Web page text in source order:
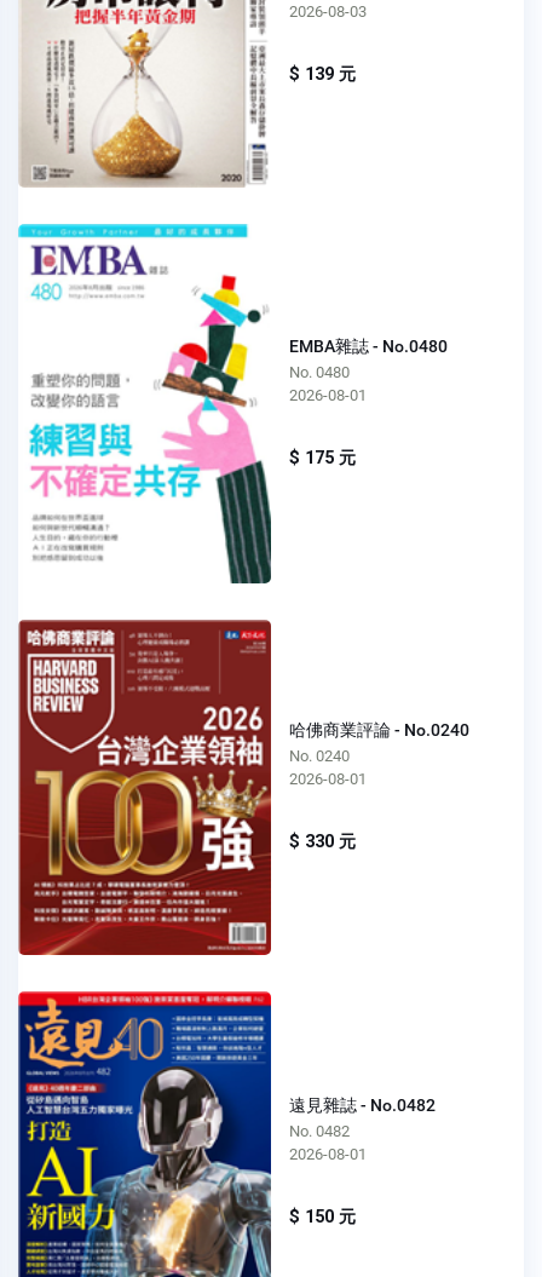
2026-08-03
$ 139 元
EMBA雜誌 - No.0480
No. 0480
2026-08-01
$ 175 元
哈佛商業評論 - No.0240
No. 0240
2026-08-01
$ 330 元
遠見雜誌 - No.0482
No. 0482
2026-08-01
$ 150 元